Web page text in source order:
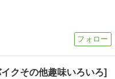
クその他趣味いろいろ]